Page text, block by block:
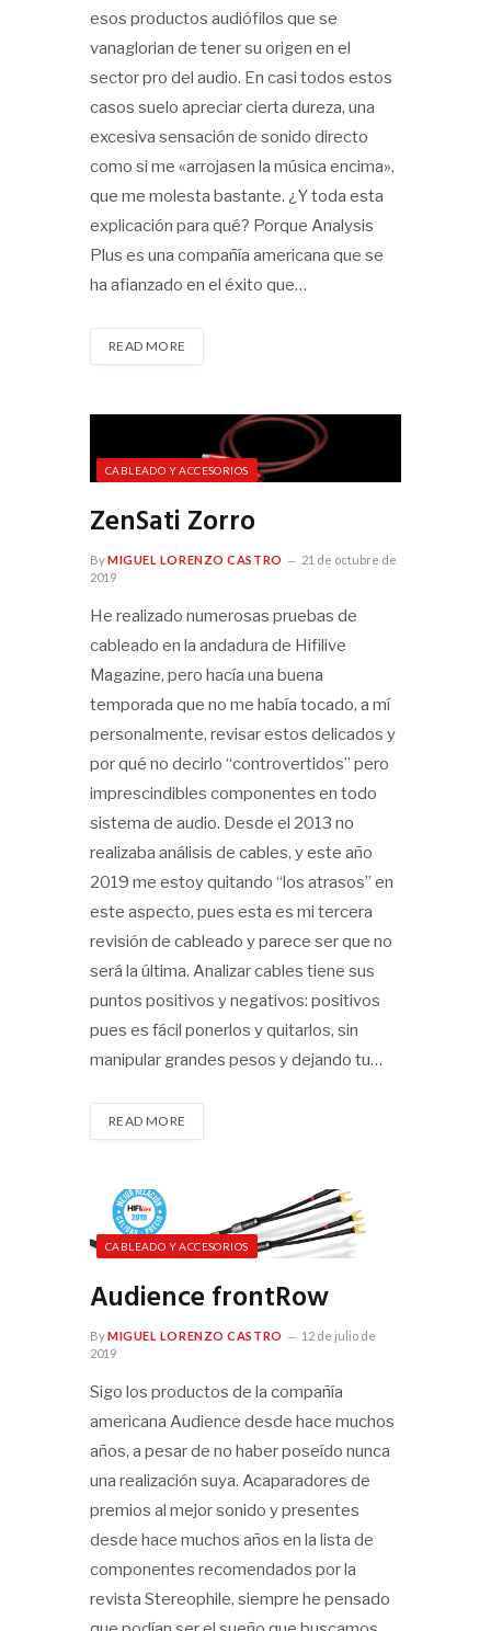
esos productos audiófilos que se
vanaglorian de tener su origen en el
sector pro del audio. En casi todos estos
casos suelo apreciar cierta dureza, una
excesiva sensación de sonido directo
como si me «arrojasen la música encima»,
que me molesta bastante. ¿Y toda esta
explicación para qué? Porque Analysis
Plus es una compañía americana que se
ha afianzado en el éxito que…
READ MORE
CABLEADO Y ACCESORIOS
ZenSati Zorro
ByMIGUEL LORENZO CASTRO
21 de octubre de
2019
He realizado numerosas pruebas de
cableado en la andadura de Hifilive
Magazine, pero hacía una buena
temporada que no me había tocado, a mí
personalmente, revisar estos delicados y
por qué no decirlo “controvertidos” pero
imprescindibles componentes en todo
sistema de audio. Desde el 2013 no
realizaba análisis de cables, y este año
2019 me estoy quitando “los atrasos” en
este aspecto, pues esta es mi tercera
revisión de cableado y parece ser que no
será la última. Analizar cables tiene sus
puntos positivos y negativos: positivos
pues es fácil ponerlos y quitarlos, sin
manipular grandes pesos y dejando tu…
READ MORE
CABLEADO Y ACCESORIOS
Audience frontRow
ByMIGUEL LORENZO CASTRO
12 de julio de
2019
Sigo los productos de la compañía
americana Audience desde hace muchos
años, a pesar de no haber poseído nunca
una realización suya. Acaparadores de
premios al mejor sonido y presentes
desde hace muchos años en la lista de
componentes recomendados por la
revista Stereophile, siempre he pensado